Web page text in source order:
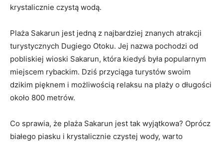
krystalicznie czystą⁢ wodą.
Plaża Sakarun ⁢jest jedną z najbardziej‍ znanych atrakcji
turystycznych Dugiego Otoku. Jej nazwa pochodzi ​od
pobliskiej wioski Sakarun, która kiedyś⁣ była⁤ popularnym‍
miejscem rybackim. Dziś przyciąga turystów swoim
dzikim pięknem i możliwością ‌relaksu na plaży ‌o długości
około 800 metrów.
Co sprawia, że plaża Sakarun ​jest tak wyjątkowa? Oprócz
białego piasku i krystalicznie⁢ czystej wody, warto